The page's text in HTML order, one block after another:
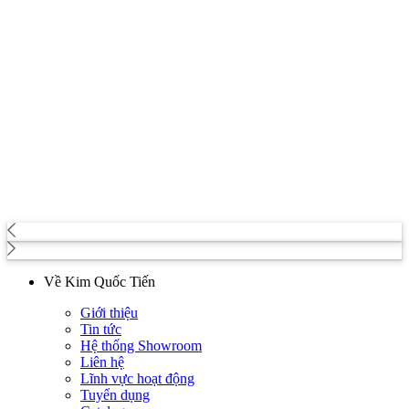
Máy giặt BOSCH WAT28482SG Series 6 được tích hợp nhiều công
Chương trình AllergyPlus được chứng nhận bởi ECARF giúp
Về Kim Quốc Tiến
Giới thiệu
Tin tức
Hệ thống Showroom
Liên hệ
Lĩnh vực hoạt động
Tuyển dụng